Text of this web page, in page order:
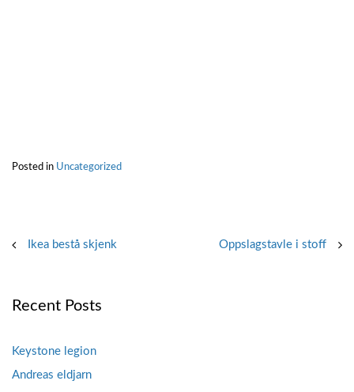
Posted in Uncategorized
PostIkea bestå skjenk Oppslagstavle i stoff
Recent Posts
Keystone legion
Andreas eldjarn